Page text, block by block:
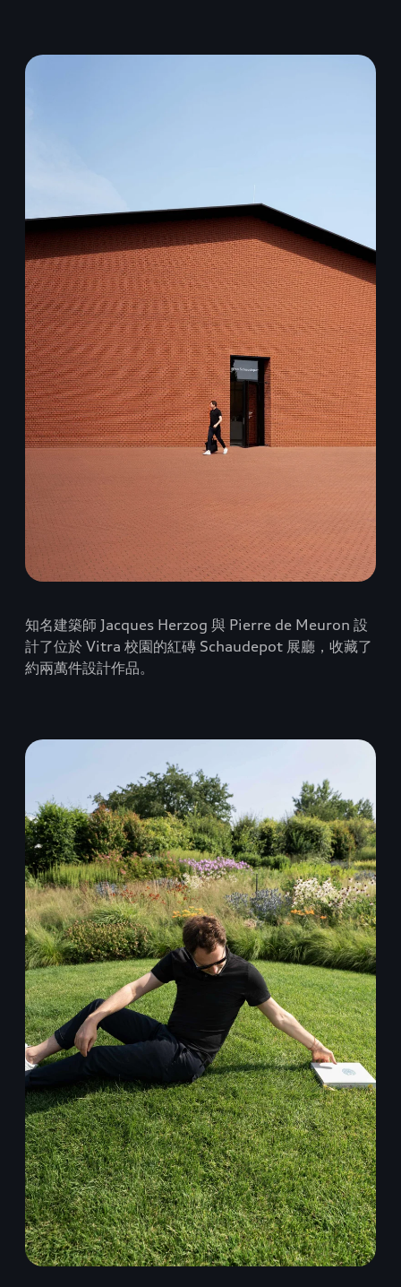
知名建築師 Jacques Herzog 與 Pierre de Meuron 設
計了位於 Vitra 校園的紅磚 Schaudepot 展廳，收藏了
約兩萬件設計作品。